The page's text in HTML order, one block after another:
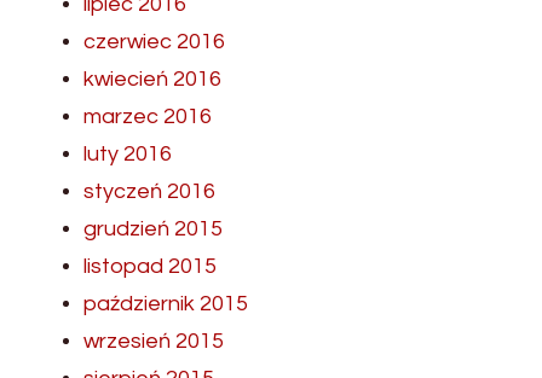
czerwiec 2016
kwiecień 2016
marzec 2016
luty 2016
styczeń 2016
grudzień 2015
listopad 2015
październik 2015
wrzesień 2015